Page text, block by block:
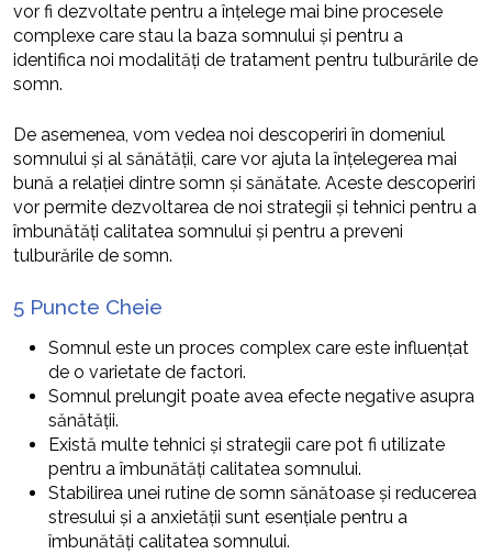
vor fi dezvoltate pentru a înțelege mai bine procesele
complexe care stau la baza somnului și pentru a
identifica noi modalități de tratament pentru tulburările de
somn.
De asemenea, vom vedea noi descoperiri în domeniul
somnului și al sănătății, care vor ajuta la înțelegerea mai
bună a relației dintre somn și sănătate. Aceste descoperiri
vor permite dezvoltarea de noi strategii și tehnici pentru a
îmbunătăți calitatea somnului și pentru a preveni
tulburările de somn.
5 Puncte Cheie
Somnul este un proces complex care este influențat
de o varietate de factori.
Somnul prelungit poate avea efecte negative asupra
sănătății.
Există multe tehnici și strategii care pot fi utilizate
pentru a îmbunătăți calitatea somnului.
Stabilirea unei rutine de somn sănătoase și reducerea
stresului și a anxietății sunt esențiale pentru a
îmbunătăți calitatea somnului.